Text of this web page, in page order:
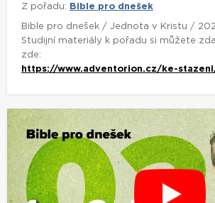
Z pořadu: Bible pro dnešek
Bible pro dnešek / Jednota v Kristu /
Studijní materiály k pořadu si můžete
zde:
https://www.adventorion.cz/ke-